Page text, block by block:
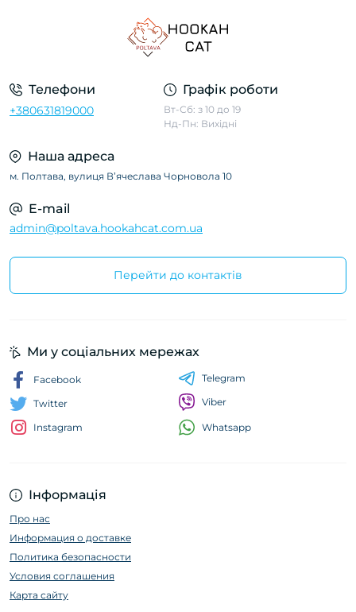
Телефони
+380631819000
Графік роботи
Вт-Сб: з 10 до 19
Нд-Пн: Вихідні
Наша адреса
м. Полтава, вулиця Вʼячеслава Чорновола 10
E-mail
admin@poltava.hookahcat.com.ua
Перейти до контактів
Інформація
Про нас
Информация о доставке
Политика безопасности
Условия соглашения
Карта сайту
Ми у соціальних мережах
Facebook
Twitter
Instagram
Telegram
Viber
Whatsapp